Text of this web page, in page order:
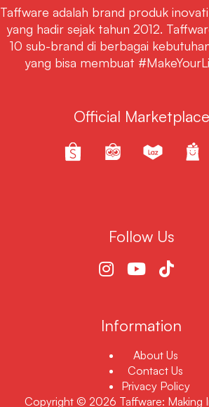
Taffware adalah brand produk
yang hadir sejak tahun 2012.
10 sub-brand di berbagai
yang bisa membuat
Official Marketplace
Follow Us
Information
About Us
Contact Us
Privacy Policy
Copyright © 2026 Taffware: Making